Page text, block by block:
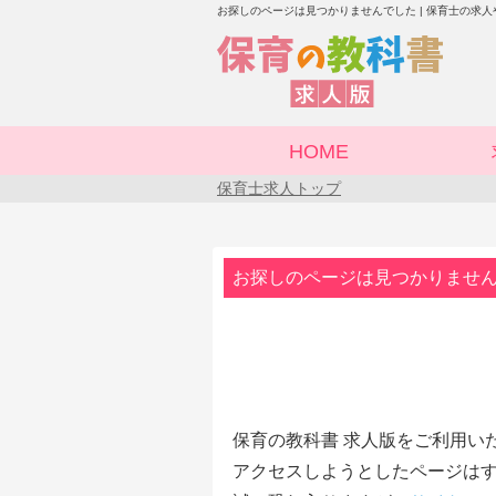
お探しのページは見つかりませんでした | 保育士の求
HOME
保育士求人トップ
お探しのページは見つかりませ
保育の教科書 求人版をご利用い
アクセスしようとしたページは